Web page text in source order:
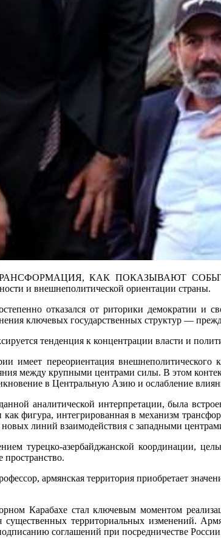
КАК ПОКАЗЫВАЮТ СОБЫТИЯ
и внешнеполитической ориентации страны.
отказался от риторики демократии и
ключевых государственных структур —
тенденция к концентрации власти и
имеет переориентация
между крупными центрами силы. В этом
в Центральную Азию и ослабление
аналитической интерпретации, была
фигура, интегрированная в механизм
линий взаимодействия с западными
турецко-азербайджанской координации,
пространство.
армянская территория приобретает
Карабахе стал ключевым моментом
территориальных изменений.
соглашений при посредничестве